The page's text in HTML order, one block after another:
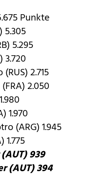
Punkte
5.305
5.295
3.720
2.715
2.050
1.970
(ARG) 1.945
1.775
939
(AUT) 394